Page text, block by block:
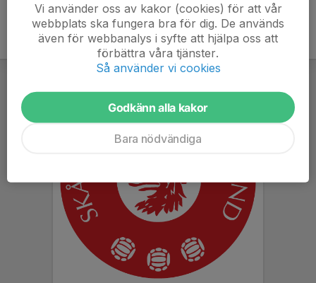
Vi använder oss av kakor (cookies) för att vår
webbplats ska fungera bra för dig. De används
även för webbanalys i syfte att hjälpa oss att
förbättra våra tjänster.
Så använder vi cookies
Godkänn alla kakor
Bara nödvändiga